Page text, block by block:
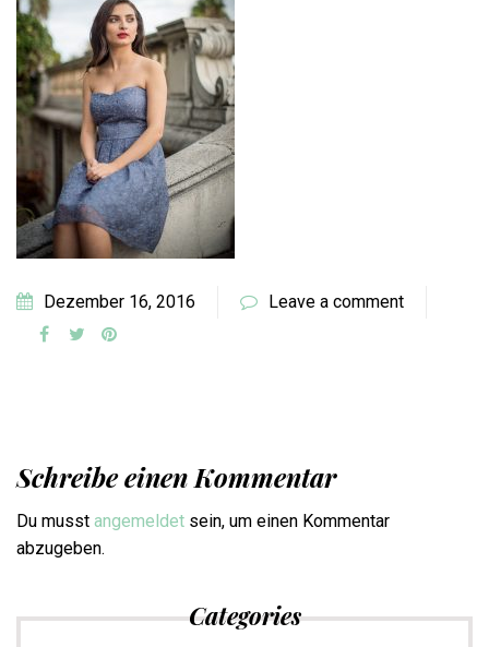
Dezember 16, 2016 Leave a comment
Schreibe einen Kommentar
Du musst angemeldet sein, um einen Kommentar
abzugeben.
Categories